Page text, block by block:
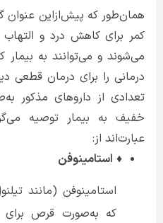
همان‌طور که پیش‌ازاین عنوان
کمر برای کاهش درد و
می‌شوند و می‌توانند به
درمانی را برای درمان
تعدادی از داروهای مذکور
خفیف به بیمار توصیه
عبارت‌اند از:
♦ استامینوفن
استامینوفن (مانند
که به‌صورت قرص